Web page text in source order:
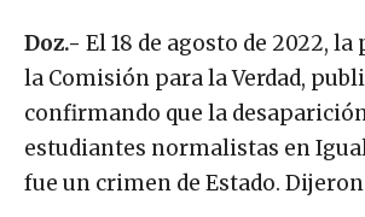
Doz.- El 18 de agosto de 2022,
la Comisión para la Verdad,
confirmando que la
estudiantes normalistas en
fue un crimen de Estado. Dijeron